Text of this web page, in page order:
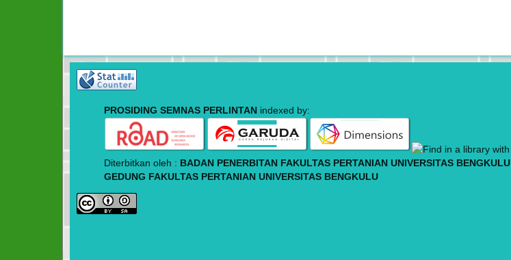
PROSIDING SEMNAS PERLINTAN indexed by:
Diterbitkan oleh : BADAN PENERBITAN FAKULTAS PERTANIAN UNIVERSITAS BENGKULU
GEDUNG FAKULTAS PERTANIAN UNIVERSITAS BENGKULU